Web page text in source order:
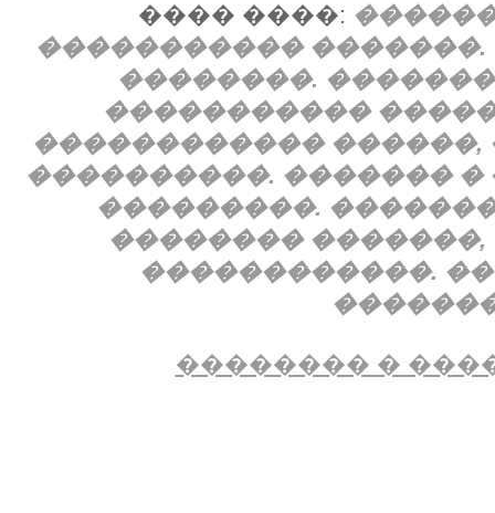
���� ����:
�����������
��������.
�����������
������������ ������,
����������. ������� �
���������.
��������
������������.
�������� �